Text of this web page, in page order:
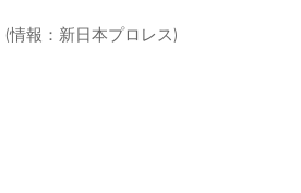
(情報：新日本プロレス)